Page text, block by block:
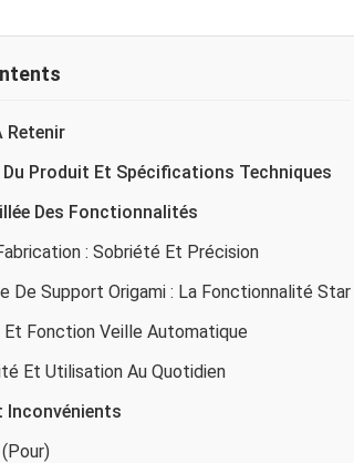
D
S
Retenir
Produit Et Spécifications Techniques
Des Fonctionnalités
: Sobriété Et Précision
De Support Origami : La Fonctionnalité Star
Fonction Veille Automatique
Et Utilisation Au Quotidien
Inconvénients